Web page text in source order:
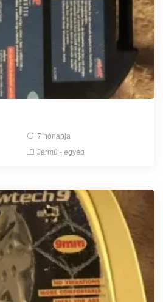
7 hónapja
Jármű - egyéb